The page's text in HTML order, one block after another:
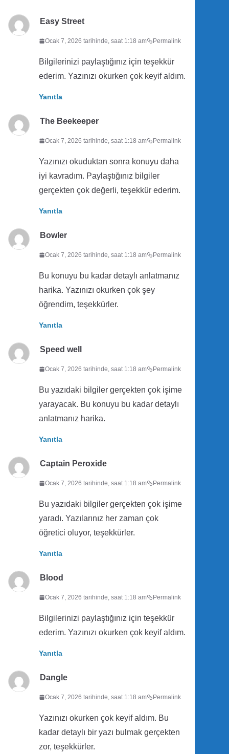
Easy Street
Ocak 7, 2026 tarihinde, saat 1:18 am Permalink
Bilgilerinizi paylaştığınız için teşekkür
ederim. Yazınızı okurken çok keyif aldım.
Yanıtla
The Beekeeper
Ocak 7, 2026 tarihinde, saat 1:18 am Permalink
Yazınızı okuduktan sonra konuyu daha
iyi kavradım. Paylaştığınız bilgiler
gerçekten çok değerli, teşekkür ederim.
Yanıtla
Bowler
Ocak 7, 2026 tarihinde, saat 1:18 am Permalink
Bu konuyu bu kadar detaylı anlatmanız
harika. Yazınızı okurken çok şey
öğrendim, teşekkürler.
Yanıtla
Speed well
Ocak 7, 2026 tarihinde, saat 1:18 am Permalink
Bu yazıdaki bilgiler gerçekten çok işime
yarayacak. Bu konuyu bu kadar detaylı
anlatmanız harika.
Yanıtla
Captain Peroxide
Ocak 7, 2026 tarihinde, saat 1:18 am Permalink
Bu yazıdaki bilgiler gerçekten çok işime
yaradı. Yazılarınız her zaman çok
öğretici oluyor, teşekkürler.
Yanıtla
Blood
Ocak 7, 2026 tarihinde, saat 1:18 am Permalink
Bilgilerinizi paylaştığınız için teşekkür
ederim. Yazınızı okurken çok keyif aldım.
Yanıtla
Dangle
Ocak 7, 2026 tarihinde, saat 1:18 am Permalink
Yazınızı okurken çok keyif aldım. Bu
kadar detaylı bir yazı bulmak gerçekten
zor, teşekkürler.